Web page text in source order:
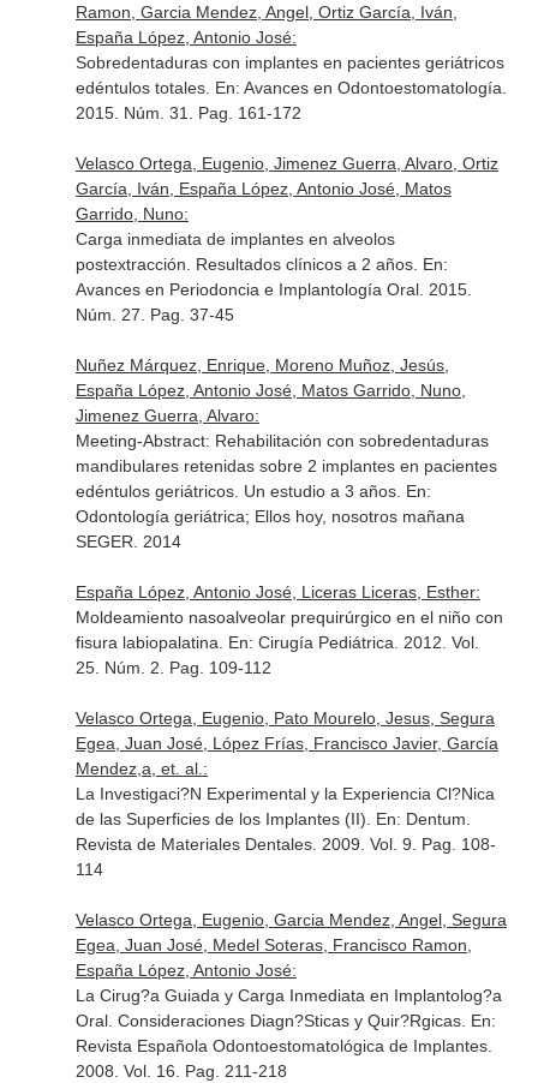
Ramon, Garcia Mendez, Angel, Ortiz García, Iván,
España López, Antonio José:
Sobredentaduras con implantes en pacientes geriátricos
edéntulos totales. En: Avances en Odontoestomatología
2015. Núm. 31. Pag. 161-172
Velasco Ortega, Eugenio, Jimenez Guerra, Alvaro, Ortiz
García, Iván, España López, Antonio José, Matos
Garrido, Nuno:
Carga inmediata de implantes en alveolos
postextracción. Resultados clínicos a 2 años. En:
Avances en Periodoncia e Implantología Oral. 2015.
Núm. 27. Pag. 37-45
Nuñez Márquez, Enrique, Moreno Muñoz, Jesús,
España López, Antonio José, Matos Garrido, Nuno,
Jimenez Guerra, Alvaro:
Meeting-Abstract: Rehabilitación con sobredentaduras
mandibulares retenidas sobre 2 implantes en pacientes
edéntulos geriátricos. Un estudio a 3 años. En:
Odontología geriátrica; Ellos hoy, nosotros mañana
SEGER . 2014
España López, Antonio José, Liceras Liceras, Esther:
Moldeamiento nasoalveolar prequirúrgico en el niño con
fisura labiopalatina. En: Cirugía Pediátrica . 2012. Vol.
25. Núm. 2. Pag. 109-112
Velasco Ortega, Eugenio, Pato Mourelo, Jesus, Segura
Egea, Juan José, López Frías, Francisco Javier, García
Mendez,a, et. al.:
La Investigaci?N Experimental y la Experiencia Cl?Nica
de las Superficies de los Implantes (II). En: Dentum.
Revista de Materiales Dentales. 2009. Vol. 9. Pag. 108-
114
Velasco Ortega, Eugenio, Garcia Mendez, Angel, Segura
Egea, Juan José, Medel Soteras, Francisco Ramon,
España López, Antonio José:
La Cirug?a Guiada y Carga Inmediata en Implantolog?a
Oral. Consideraciones Diagn?Sticas y Quir?Rgicas. En:
Revista Española Odontoestomatológica de Implantes.
2008. Vol. 16. Pag. 211-218